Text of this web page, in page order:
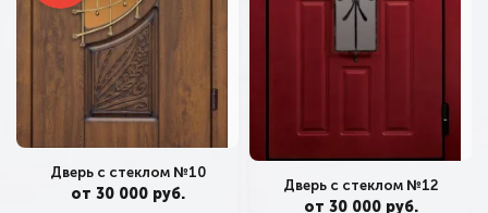
Дверь с стеклом №10
от 30 000 руб. Дверь с стеклом №12
от 30 000 руб.